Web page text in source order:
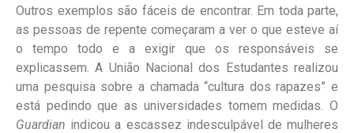
Outros exemplos são fáceis de encontrar. Em toda parte,
as pessoas de repente começaram a ver o que esteve aí
o tempo todo e a exigir que os responsáveis se
explicassem. A União Nacional dos Estudantes realizou
uma pesquisa sobre a chamada “cultura dos rapazes” e
está pedindo que as universidades tomem medidas. O
Guardian indicou a escassez indesculpável de mulheres